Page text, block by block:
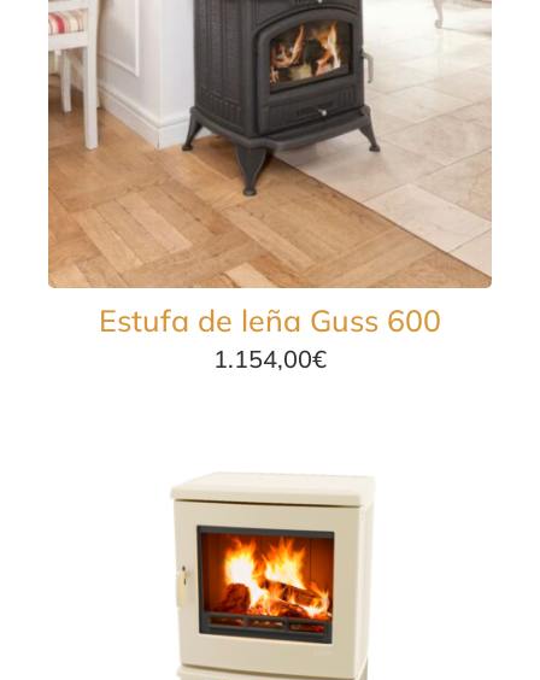
Estufa de leña Guss 600
1.154,00€